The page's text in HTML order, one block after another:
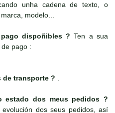
unha cadena de texto, o
modelo...
dispoñibles ? Ten a sua
pago :
de transporte ? .
estado dos meus pedidos ?
dos seus pedidos, así